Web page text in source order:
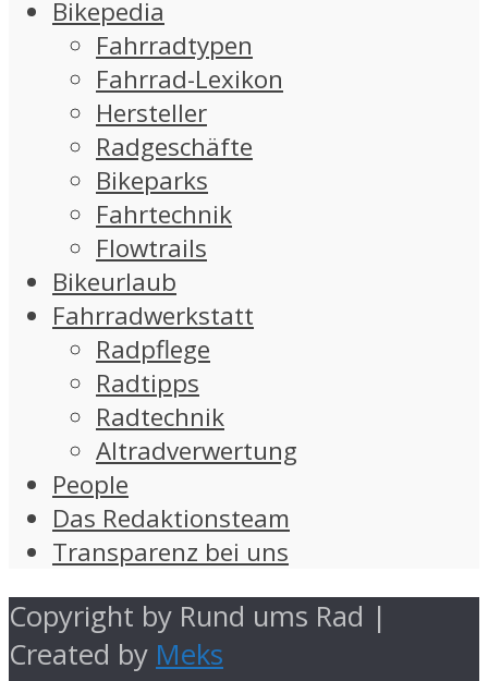
Bikepedia
Fahrradtypen
Fahrrad-Lexikon
Hersteller
Radgeschäfte
Bikeparks
Fahrtechnik
Flowtrails
Bikeurlaub
Fahrradwerkstatt
Radpflege
Radtipps
Radtechnik
Altradverwertung
People
Das Redaktionsteam
Transparenz bei uns
Copyright by Rund ums Rad |
Created by Meks